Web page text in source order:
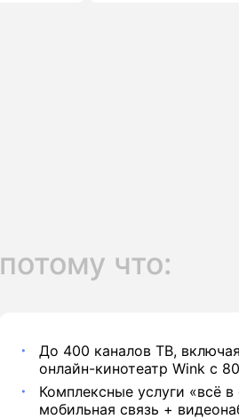
потому что:
До 400 каналов ТВ,
онлайн-кинотеатр Wink с
Комплексные услуги «всё
мобильная связь +